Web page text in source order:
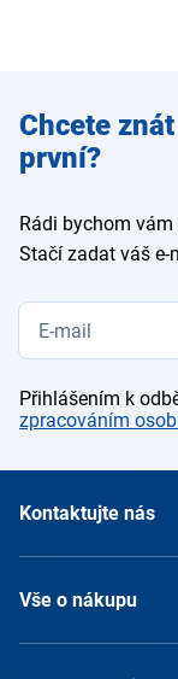
Zadejte
e-mail
Chcete
první?
Rádi bychom
Stačí zadat váš e-
Přihlášením k
zpracováním
Kontaktujte nás
Vše o nákupu